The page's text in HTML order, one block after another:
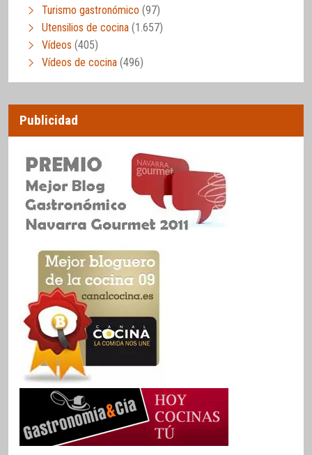
Turismo gastronómico (97)
Utensilios de cocina (1.657)
Vídeos (405)
Vídeos de cocina (496)
Publicidad